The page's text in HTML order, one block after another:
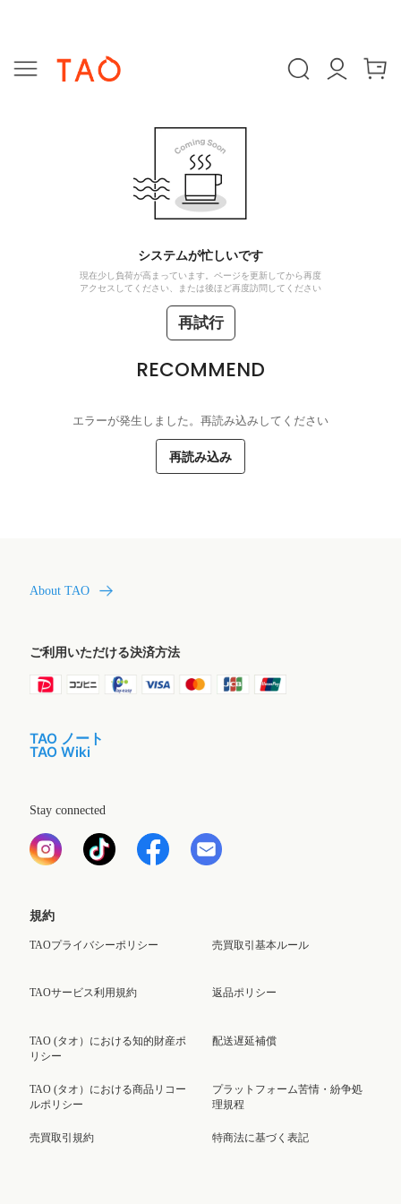
システムが忙しいです
現在少し負荷が高まっています。ページを更新してから再度
アクセスしてください、または後ほど再度訪問してください
再試行
RECOMMEND
エラーが発生しました。再読み込みしてください
再読み込み
About TAO
ご利用いただける決済方法
TAO ノート
TAO Wiki
Stay connected
規約
TAOプライバシーポリシー
TAOサービス利用規約
TAO (タオ）における知的財産ポ
リシー
TAO (タオ）における商品リコー
ルポリシー
売買取引規約
売買取引基本ルール
返品ポリシー
配送遅延補償
プラットフォーム苦情・紛争処
理規程
特商法に基づく表記